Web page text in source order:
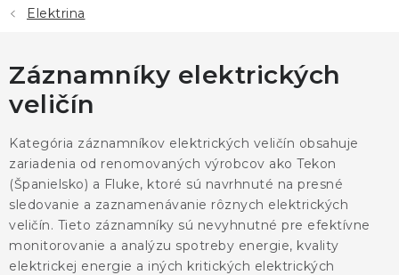
TLAK A ÚNIKY
ZÁZNAMNÍKY
KALIBRÁCIA
TLAČ DPS
OSTATNÉ
KONTAKTY
Elektrina
Záznamníky elektrických
veličín
Kategória záznamníkov elektrických veličín obsahuje
zariadenia od renomovaných výrobcov ako Tekon
(Španielsko) a Fluke, ktoré sú navrhnuté na presné
sledovanie a zaznamenávanie rôznych elektrických
veličín. Tieto záznamníky sú nevyhnutné pre efektívne
monitorovanie a analýzu spotreby energie, kvality
elektrickej energie a iných kritických elektrických